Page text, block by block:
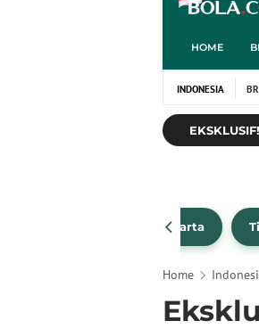
HOME
INDONESIA
Persija Jakarta
Home